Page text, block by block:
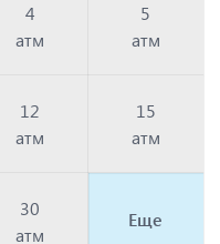
4
атм
5
атм
12
атм
15
атм
30
атм
Еще